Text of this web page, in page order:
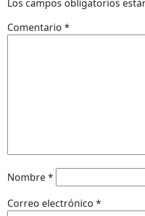
Los campos obligatorios
Comentario *
Nombre*
Correo electrónico *